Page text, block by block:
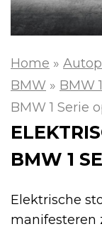
Home »
BMW » BMW
BMW 1 Serie
BMW 1
Elektrische
manifesteren